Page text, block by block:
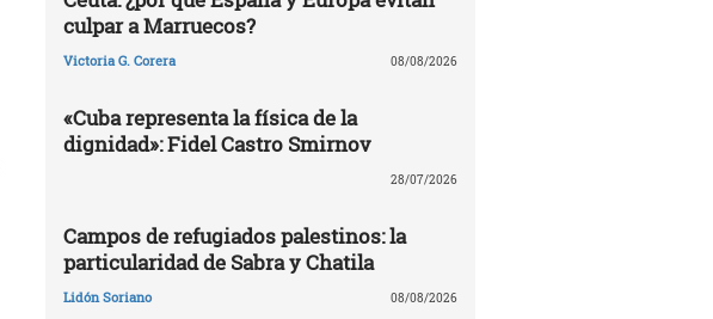
culpar a Marruecos?
Victoria G. Corera 08/08/2026
«Cuba representa la física de la
dignidad»: Fidel Castro Smirnov
28/07/2026
Campos de refugiados palestinos: la
particularidad de Sabra y Chatila
Lidón Soriano 08/08/2026